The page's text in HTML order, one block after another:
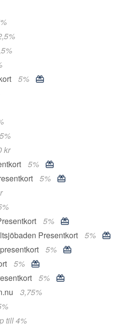
5%
kr
5%
5%
5%
Presentkort
5%
5%
5%
5%
3,75%
till 4%